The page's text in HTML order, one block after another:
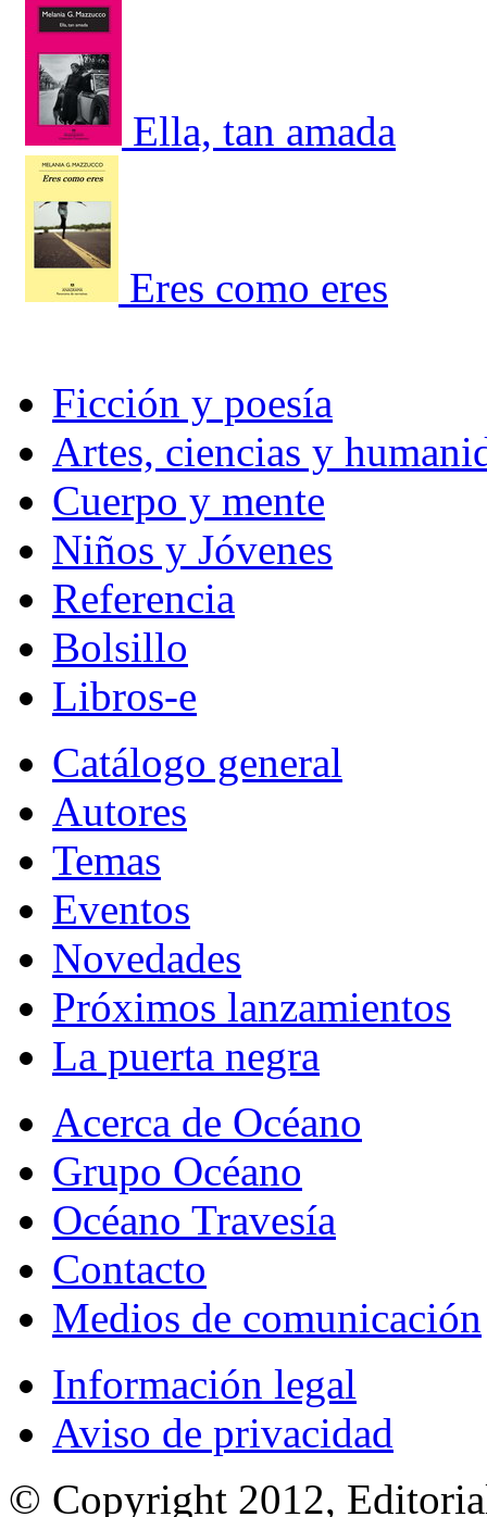
Ella, tan amada
Eres como eres
Ficción y poesía
Artes, ciencias y
Cuerpo y mente
Niños y Jóvenes
Referencia
Bolsillo
Libros-e
Catálogo general
Autores
Temas
Eventos
Novedades
Próximos lanzamientos
La puerta negra
Acerca de Océano
Grupo Océano
Océano Travesía
Contacto
Medios de comunicación
Información legal
Aviso de privacidad
© Copyright 2012,